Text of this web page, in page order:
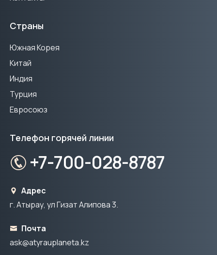
Страны
Южная Корея
Китай
Индия
Турция
Евросоюз
Телефон горячей линии
+7-700-028-8787
Адрес
г. Атырау, ул Гизат Алипова 3.
Почта
ask@atyrauplaneta.kz